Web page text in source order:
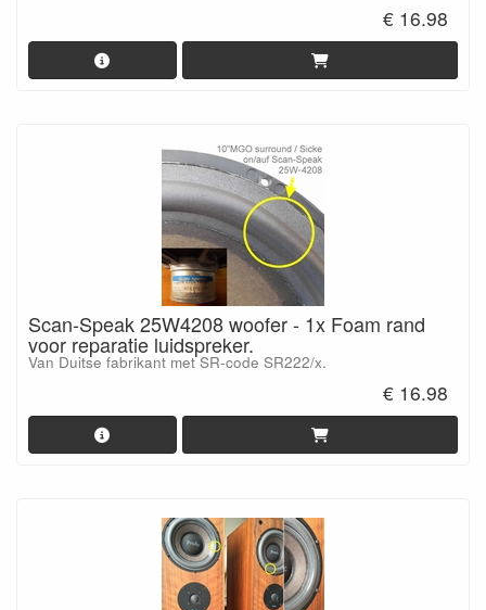
€ 16.98
Scan-Speak 25W4208 woofer - 1x Foam rand
voor reparatie luidspreker.
Van Duitse fabrikant met SR-code SR222/x.
€ 16.98